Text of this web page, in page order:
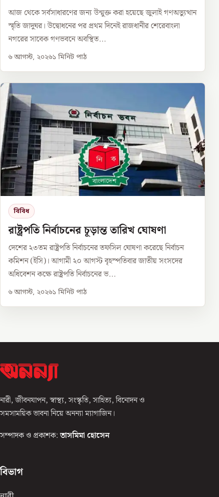
আজ থেকে সর্বসাধারণের জন্য উন্মুক্ত করা হয়েছে জুলাই গণঅভ্যুত্থান
স্মৃতি জাদুঘর। উদ্বোধনের পর প্রথম দিনেই রাজধানীর শেরেবাংলা
নগরের সাবেক গণভবনে অবস্থিত...
৬ আগস্ট, ২০২৬১ মিনিট পাঠ
বিবিধ
রাষ্ট্রপতি নির্বাচনের চূড়ান্ত তারিখ ঘোষণা
দেশের ২৩তম রাষ্ট্রপতি নির্বাচনের তফসিল ঘোষণা করেছে নির্বাচন
কমিশন (ইসি)। আগামী ২০ আগস্ট বৃহস্পতিবার জাতীয় সংসদের
অধিবেশন কক্ষে রাষ্ট্রপতি নির্বাচনের ভ...
৬ আগস্ট, ২০২৬১ মিনিট পাঠ
নারী, জীবনযাপন, স্বাস্থ্য, সংস্কৃতি, সাহিত্য, বিনোদন ও
সমসাময়িক ভাবনা নিয়ে অনন্যা ম্যাগাজিন।
সম্পাদক ও প্রকাশক: তাসমিমা হোসেন
বিভাগ